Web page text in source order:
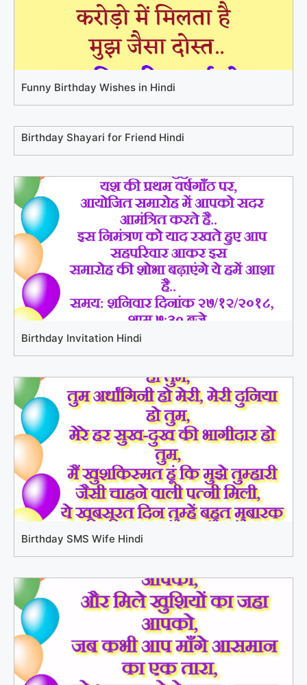
Funny Birthday Wishes in Hindi
Birthday Shayari for Friend Hindi
Birthday Invitation Hindi
Birthday SMS Wife Hindi